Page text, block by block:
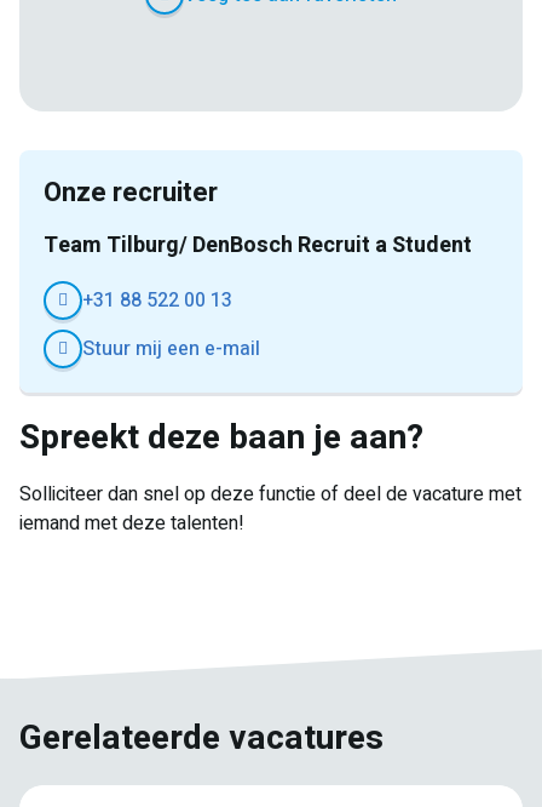
Onze recruiter
Team Tilburg/ DenBosch Recruit a Student
+31 88 522 00 13
Stuur mij een e-mail
Spreekt deze baan je aan?
Solliciteer dan snel op deze functie of deel de vacature met
iemand met deze talenten!
Gerelateerde vacatures